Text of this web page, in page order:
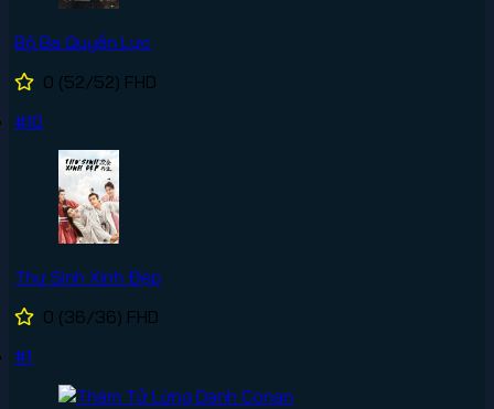
Bộ Ba Quyền Lực
0 (52/52) FHD
#10
Thư Sinh Xinh Đẹp
0 (36/36) FHD
#1